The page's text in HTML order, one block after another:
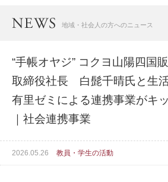
地域・社会人の方へのニュース
“手帳オヤジ” コクヨ山陽四国
取締役社長 白髭千晴氏と生
有里ゼミによる連携事業がキ
｜社会連携事業
2026.05.26 教員・学生の活動